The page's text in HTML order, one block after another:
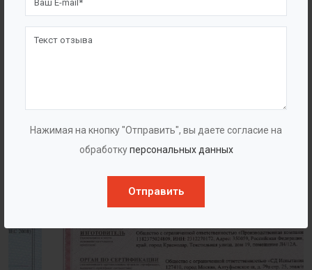
Нажимая на кнопку "Отправить", вы даете согласие на
обработкуперсональных данных
Отправить
Сертификаты